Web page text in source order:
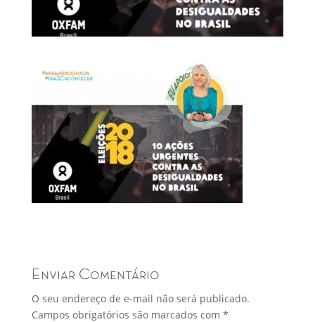
Enviar Comentário
O seu endereço de e-mail não será publicado.
Campos obrigatórios são marcados com *